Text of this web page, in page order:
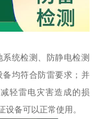
统检测、防静电检测
均符合防雷要求；并
轻雷电灾害造成的损
备可以正常使用。